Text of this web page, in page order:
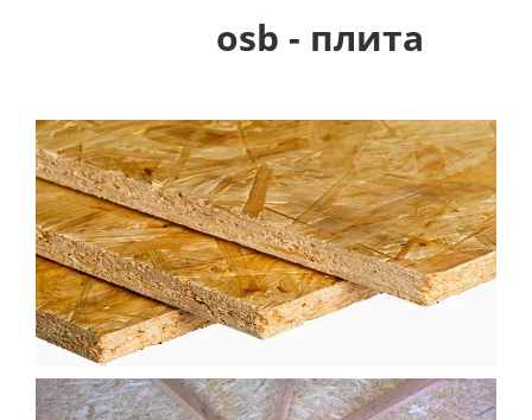
osb - плита